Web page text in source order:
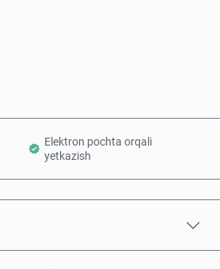
Elektron pochta orqali
yetkazish